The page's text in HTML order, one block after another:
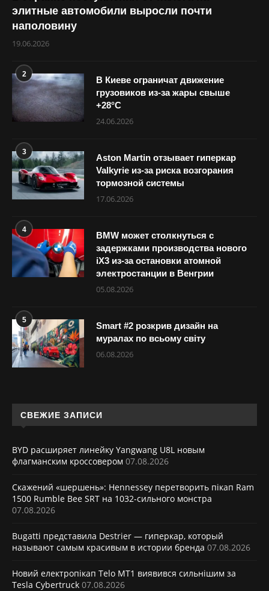
элитные автомобили выросли почти
наполовину
19.06.2026
2
В Киеве ограничат движение
грузовиков из-за жары свыше
+28°С
24.06.2026
3
Aston Martin отзывает гиперкар
Valkyrie из-за риска возгорания
тормозной системы
17.06.2026
4
BMW может столкнуться с
задержками производства нового
iX3 из-за остановки атомной
электростанции в Венгрии
05.08.2026
5
Smart #2 розкрив дизайн на
муралах по всьому світу
06.08.2026
СВЕЖИЕ ЗАПИСИ
BYD расширяет линейку Yangwang U8L новым
флагманским кроссовером 07.08.2026
Скажений «шершень»: Hennessey перетворить пікап Ram
1500 Rumble Bee SRT на 1032-сильного монстра
07.08.2026
Bugatti представила Destrier — гиперкар, который
называют самым красивым в истории бренда 07.08.2026
Новий електропікап Telo MT1 виявився сильнішим за
Tesla Cybertruck 07.08.2026